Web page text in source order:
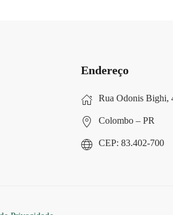
Endereço
Rua Odonis Bighi,
Colombo – PR
CEP: 83.402-700